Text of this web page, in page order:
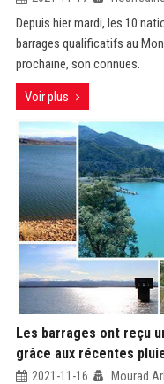
Depuis hier mardi, les 10
barrages qualificatifs au
prochaine, son connues.
Voir plus
Les barrages ont reçu
grâce aux récentes
2021-11-16 Mourad